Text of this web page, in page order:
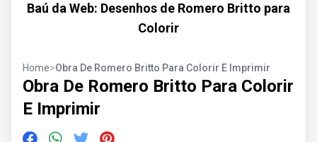
Baú da Web: Desenhos de Romero Britto para
Colorir
Home>Obra De Romero Britto Para Colorir E Imprimir
Obra De Romero Britto Para Colorir
E Imprimir